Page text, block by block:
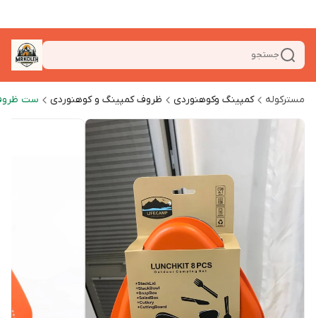
جستجو
مسترکوله کمپینگ وکوهنوردی ظروف کمپینگ و کوهنوردی ست